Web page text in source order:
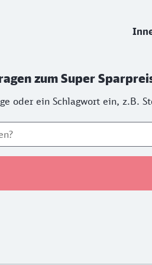
zum Super
oder ein Schlagwort ein, z.B.